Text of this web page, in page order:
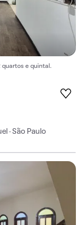
quartos e quintal.
· São Paulo